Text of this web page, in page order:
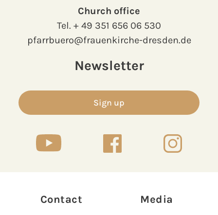
Church office
Tel. + 49 351 656 06 530
pfarrbuero@frauenkirche-dresden.de
Newsletter
Sign up
Contact Media